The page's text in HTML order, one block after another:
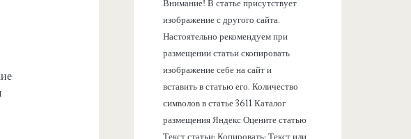
Внимание! В статье присутствует
изображение с другого сайта.
Настоятельно рекомендуем при
размещении статьи скопировать
изображение себе на сайт и
вставить в статью его. Количество
символов в статье 3611 Каталог
размещения Яндекс Оцените статью
Текст статьи: Копировать: Текст или